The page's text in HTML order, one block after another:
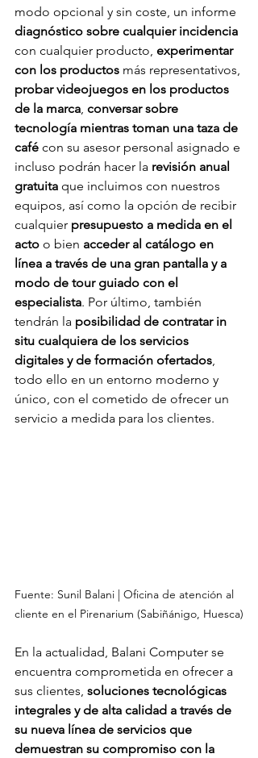
modo opcional y sin coste, un informe
diagnóstico sobre cualquier incidencia
con cualquier producto, experimentar
con los productos más representativos,
probar videojuegos en los productos
de la marca, conversar sobre
tecnología mientras toman una taza de
café con su asesor personal asignado e
incluso podrán hacer la revisión anual
gratuita que incluimos con nuestros
equipos, así como la opción de recibir
cualquier presupuesto a medida en el
acto o bien acceder al catálogo en
línea a través de una gran pantalla y a
modo de tour guiado con el
especialista. Por último, también
tendrán la posibilidad de contratar in
situ cualquiera de los servicios
digitales y de formación ofertados,
todo ello en un entorno moderno y
único, con el cometido de ofrecer un
servicio a medida para los clientes.
Fuente: Sunil Balani | Oficina de atención al
cliente en el Pirenarium (Sabiñánigo, Huesca)
En la actualidad, Balani Computer se
encuentra comprometida en ofrecer a
sus clientes, soluciones tecnológicas
integrales y de alta calidad a través de
su nueva línea de servicios que
demuestran su compromiso con la